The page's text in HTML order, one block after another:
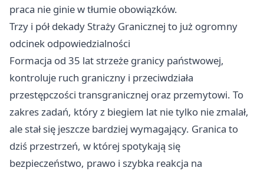
praca nie ginie w tłumie obowiązków.
Trzy i pół dekady Straży Granicznej to już ogromny
odcinek odpowiedzialności
Formacja od 35 lat strzeże granicy państwowej,
kontroluje ruch graniczny i przeciwdziała
przestępczości transgranicznej oraz przemytowi. To
zakres zadań, który z biegiem lat nie tylko nie zmalał,
ale stał się jeszcze bardziej wymagający. Granica to
dziś przestrzeń, w której spotykają się
bezpieczeństwo, prawo i szybka reakcja na